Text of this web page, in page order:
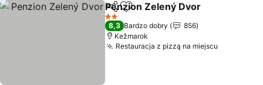
Udostępnij
Dodaj do ulubionych
Penzion Zelený Dvor
2 Kategoria
8,3 Bardzo dobry
856
Kežmarok
Restauracja z pizzą na miejscu